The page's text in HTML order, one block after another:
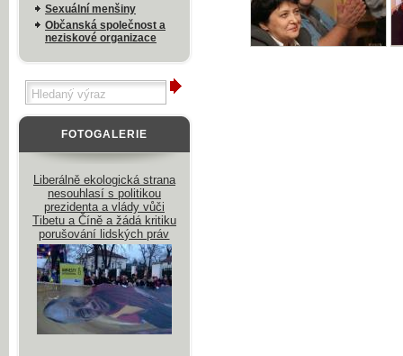
Sexuální menšiny
Občanská společnost a
neziskové organizace
FOTOGALERIE
Liberálně ekologická strana
nesouhlasí s politikou
prezidenta a vlády vůči
Tibetu a Číně a žádá kritiku
porušování lidských práv